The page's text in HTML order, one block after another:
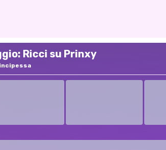
Ricci su Prinxy